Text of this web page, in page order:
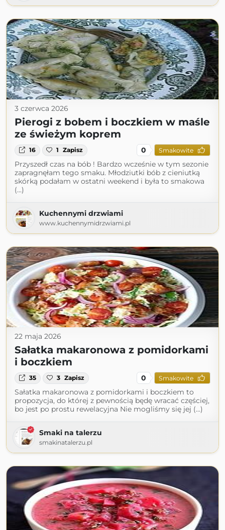
3 czerwca 2026
Pierogi z bobem i boczkiem w maśle
ze świeżym koprem
16 1 Zapisz 0 Smakowite
Przyszedł czas na bób ! Bardzo wcześnie w tym sezonie
zapragnęłam tego smaku. Młodziutki bób z cieniutką
skórką podałam w ostatni weekend i była to smakowa
(...)
Kuchennymi drzwiami
www.kuchennymidrzwiami.pl
22 maja 2026
Sałatka makaronowa z pomidorkami
i boczkiem
35 3 Zapisz 0 Smakowite
Sałatka makaronowa z pomidorkami i boczkiem to
propozycja, do której z pewnością będę wracać częściej,
bo jest po prostu rewelacyjna Nie mogliśmy się jej (...)
Smaki na talerzu
smakinatalerzu.pl